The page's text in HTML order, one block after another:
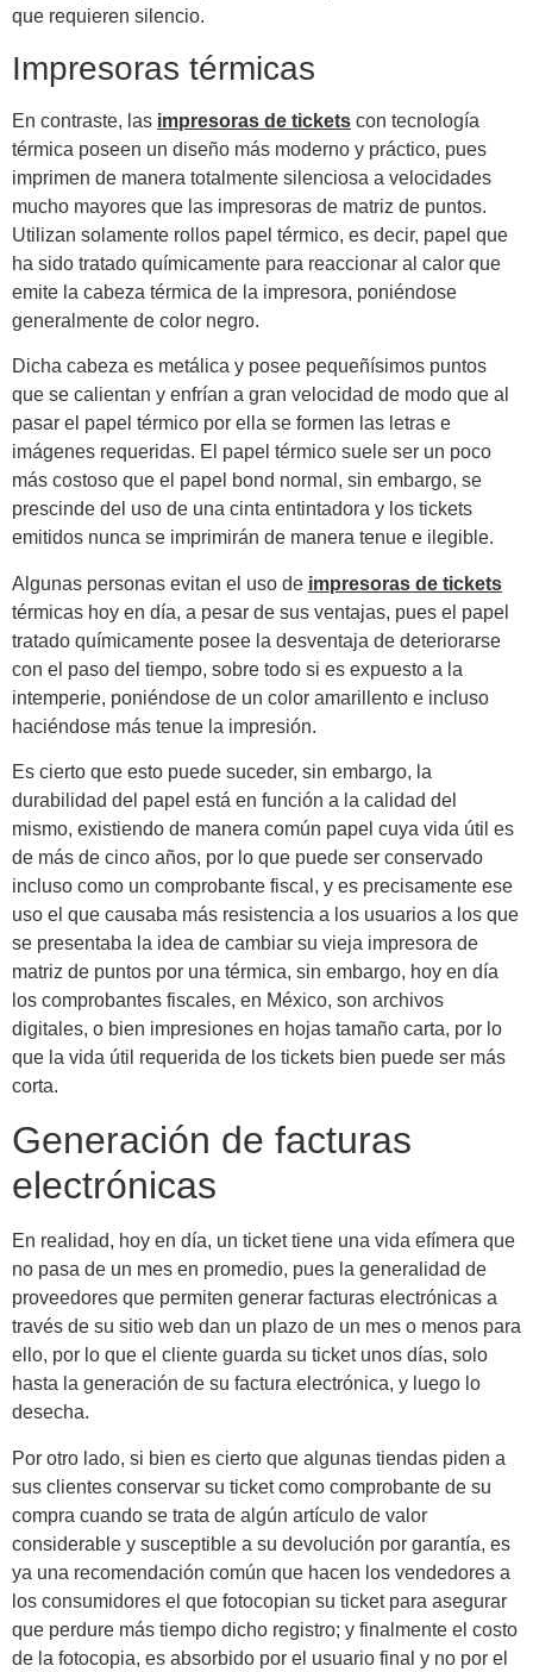
que requieren silencio.
Impresoras térmicas
En contraste, las impresoras de tickets con tecnología
térmica poseen un diseño más moderno y práctico, pues
imprimen de manera totalmente silenciosa a velocidades
mucho mayores que las impresoras de matriz de puntos.
Utilizan solamente rollos papel térmico, es decir, papel que
ha sido tratado químicamente para reaccionar al calor que
emite la cabeza térmica de la impresora, poniéndose
generalmente de color negro.
Dicha cabeza es metálica y posee pequeñísimos puntos
que se calientan y enfrían a gran velocidad de modo que al
pasar el papel térmico por ella se formen las letras e
imágenes requeridas. El papel térmico suele ser un poco
más costoso que el papel bond normal, sin embargo, se
prescinde del uso de una cinta entintadora y los tickets
emitidos nunca se imprimirán de manera tenue e ilegible.
Algunas personas evitan el uso de impresoras de tickets
térmicas hoy en día, a pesar de sus ventajas, pues el papel
tratado químicamente posee la desventaja de deteriorarse
con el paso del tiempo, sobre todo si es expuesto a la
intemperie, poniéndose de un color amarillento e incluso
haciéndose más tenue la impresión.
Es cierto que esto puede suceder, sin embargo, la
durabilidad del papel está en función a la calidad del
mismo, existiendo de manera común papel cuya vida útil es
de más de cinco años, por lo que puede ser conservado
incluso como un comprobante fiscal, y es precisamente ese
uso el que causaba más resistencia a los usuarios a los que
se presentaba la idea de cambiar su vieja impresora de
matriz de puntos por una térmica, sin embargo, hoy en día
los comprobantes fiscales, en México, son archivos
digitales, o bien impresiones en hojas tamaño carta, por lo
que la vida útil requerida de los tickets bien puede ser más
corta.
Generación de facturas
electrónicas
En realidad, hoy en día, un ticket tiene una vida efímera que
no pasa de un mes en promedio, pues la generalidad de
proveedores que permiten generar facturas electrónicas a
través de su sitio web dan un plazo de un mes o menos para
ello, por lo que el cliente guarda su ticket unos días, solo
hasta la generación de su factura electrónica, y luego lo
desecha.
Por otro lado, si bien es cierto que algunas tiendas piden a
sus clientes conservar su ticket como comprobante de su
compra cuando se trata de algún artículo de valor
considerable y susceptible a su devolución por garantía, es
ya una recomendación común que hacen los vendedores a
los consumidores el que fotocopian su ticket para asegurar
que perdure más tiempo dicho registro; y finalmente el costo
de la fotocopia, es absorbido por el usuario final y no por el